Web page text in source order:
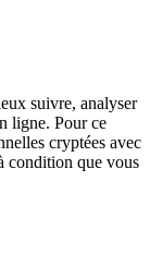
suivre, analyser
ligne. Pour ce
cryptées avec
condition que vous